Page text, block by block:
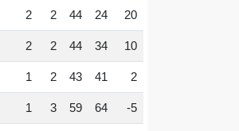
2 2 44 24 20
2 2 44 34 10
1 2 43 41 2
1 3 59 64 -5